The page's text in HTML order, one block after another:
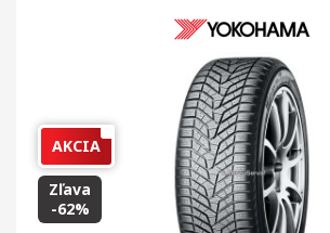
AKCIA
Zľava
-62%